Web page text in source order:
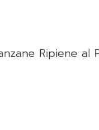
Ripiene al